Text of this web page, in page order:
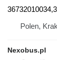
Polen,
Nexobus.pl